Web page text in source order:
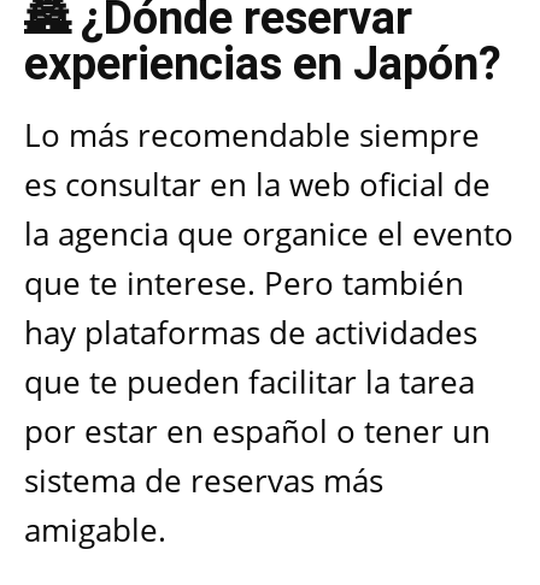
🏯 ¿Dónde reservar
experiencias en Japón?
Lo más recomendable siempre
es consultar en la web oficial de
la agencia que organice el evento
que te interese. Pero también
hay plataformas de actividades
que te pueden facilitar la tarea
por estar en español o tener un
sistema de reservas más
amigable.